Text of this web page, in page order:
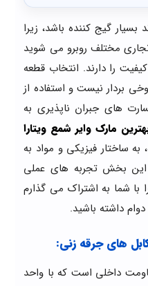
بسیار گیج کننده باشد، زیرا
مختلف روبرو می شوید
را دارند. انتخاب قطعه
بردار نیست و استفاده از
های جبران ناپذیری به
مارک وایر شمع ویتارا
به ساختار فیزیکی و مواد به
این بخش تجربه های عملی
با شما به اشتراک می گذارم
داشته باشید.
های جرقه زنی:
داخلی است که با واحد